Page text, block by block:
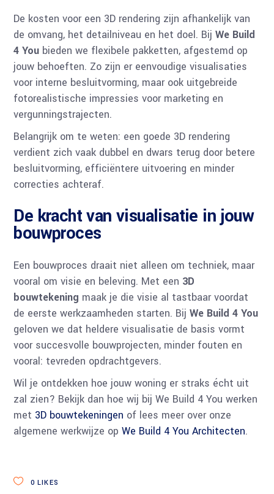
De kosten voor een 3D rendering zijn afhankelijk van
de omvang, het detailniveau en het doel. BijWe Build
4 You bieden we flexibele pakketten, afgestemd op
jouw behoeften. Zo zijn er eenvoudige visualisaties
voor interne besluitvorming, maar ook uitgebreide
fotorealistische impressies voor marketing en
vergunningstrajecten.
Belangrijk om te weten: een goede 3D rendering
verdient zich vaak dubbel en dwars terug door betere
besluitvorming, efficiëntere uitvoering en minder
correcties achteraf.
De kracht van visualisatie in jouw
bouwproces
Een bouwproces draait niet alleen om techniek, maar
vooral om visie en beleving. Met een 3D
bouwtekening maak je die visie al tastbaar voordat
de eerste werkzaamheden starten. BijWe Build 4 You
geloven we dat heldere visualisatie de basis vormt
voor succesvolle bouwprojecten, minder fouten en
vooral: tevreden opdrachtgevers.
Wil je ontdekken hoe jouw woning er straks écht uit
zal zien? Bekijk dan hoe wij bij We Build 4 You werken
met 3D bouwtekeningen of lees meer over onze
algemene werkwijze opWe Build 4 You Architecten.
0 LIKES